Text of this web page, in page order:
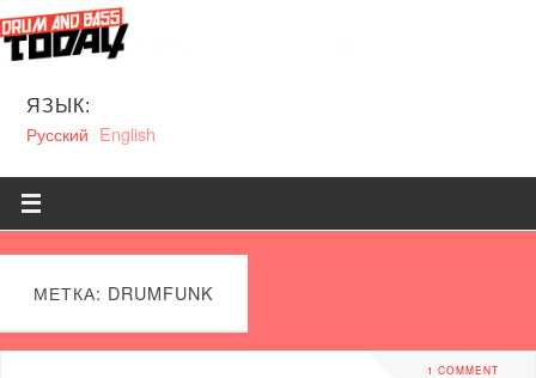
ЯЗЫК:
Русский English
МЕТКА: DRUMFUNK
1 COMMENT